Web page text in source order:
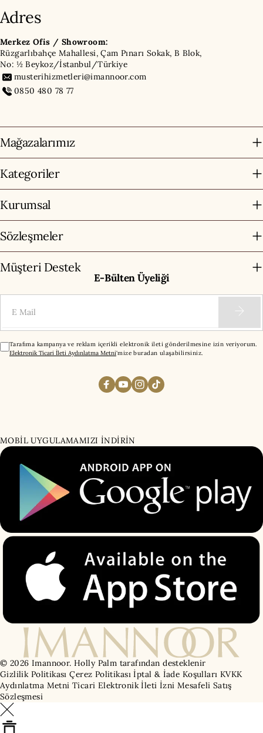
Adres
Merkez Ofis / Showroom:
Rüzgarlıbahçe Mahallesi, Çam Pınarı Sokak, B Blok,
No: ½ Beykoz/İstanbul/Türkiye
musterihizmetleri@imannoor.com
0850 480 78 77
Mağazalarımız
Kategoriler
Kurumsal
Sözleşmeler
Müşteri Destek
E-Bülten Üyeliği
Tarafıma kampanya ve reklam içerikli elektronik ileti gönderilmesine izin veriyorum.
Elektronik Ticari İleti Aydınlatma Metni'mize buradan ulaşabilirsiniz.
MOBİL UYGULAMAMIZI İNDİRİN
© 2026 Imannoor.Holly Palm tarafından desteklenir
Gizlilik Politikası Çerez Politikası İptal & İade Koşulları KVKK
Aydınlatma Metni Ticari Elektronik İleti İzni Mesafeli Satış
Sözleşmesi